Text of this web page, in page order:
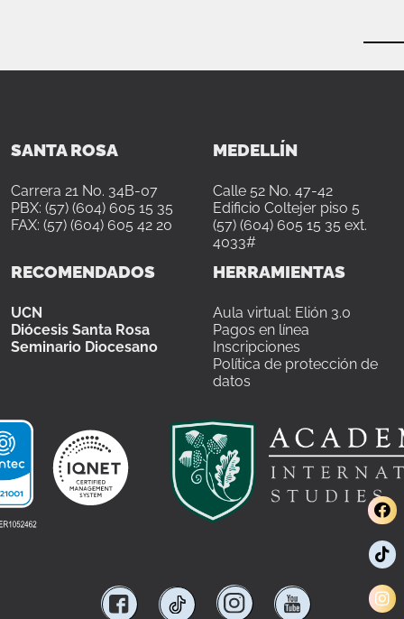
SANTA ROSA
Carrera 21 No. 34B-07
PBX: (57) (604) 605 15 35
FAX: (57) (604) 605 42 20
MEDELLÍN
Calle 52 No. 47-42
Edificio Coltejer piso 5
(57) (604) 605 15 35 ext.
4033#
RECOMENDADOS
UCN
Diócesis Santa Rosa
Seminario Diocesano
HERRAMIENTAS
Aula virtual: Elión 3.0
Pagos en línea
Inscripciones
Política de protección de
datos